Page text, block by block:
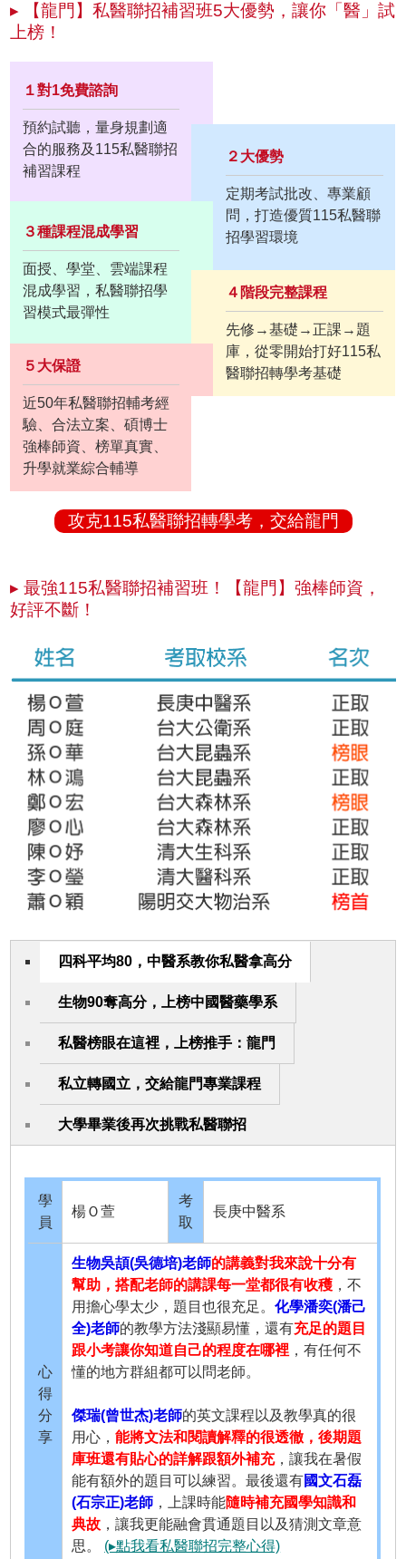
▸ 【龍門】私醫聯招補習班5大優勢，讓你「醫」試
上榜！
１對1免費諮詢
預約試聽，量身規劃適
合的服務及115私醫聯招
補習課程
２大優勢
定期考試批改、專業顧
問，打造優質115私醫聯
招學習環境
３種課程混成學習
面授、學堂、雲端課程
混成學習，私醫聯招學
習模式最彈性
４階段完整課程
先修→基礎→正課→題
庫，從零開始打好115私
醫聯招轉學考基礎
５大保證
近50年私醫聯招輔考經
驗、合法立案、碩博士
強棒師資、榜單真實、
升學就業綜合輔導
攻克115私醫聯招轉學考，交給龍門
▸ 最強115私醫聯招補習班！【龍門】強棒師資，
好評不斷！
四科平均80，中醫系教你私醫拿高分
生物90奪高分，上榜中國醫藥學系
私醫榜眼在這裡，上榜推手：龍門
私立轉國立，交給龍門專業課程
大學畢業後再次挑戰私醫聯招
學
員
楊Ｏ萱
考
取
長庚中醫系
心
得
分
享
生物吳頡(吳德培)老師的講義對我來說十分有
幫助，搭配老師的講課每一堂都很有收穫 ，不
用擔心學太少，題目也很充足。化學潘奕(潘己
全)老師的教學方法淺顯易懂，還有充足的題目
跟小考讓你知道自己的程度在哪裡 ，有任何不
懂的地方群組都可以問老師。
傑瑞(曾世杰)老師的英文課程以及教學真的很
用心，能將文法和閱讀解釋的很透徹，後期題
庫班還有貼心的詳解跟額外補充，讓我在暑假
能有額外的題目可以練習。最後還有國文石磊
(石宗正)老師 ，上課時能隨時補充國學知識和
典故 ，讓我更能融會貫通題目以及猜測文章意
思。 (▸點我看私醫聯招完整心得)